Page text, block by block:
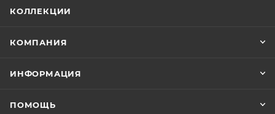
КОЛЛЕКЦИИ
КОМПАНИЯ
ИНФОРМАЦИЯ
ПОМОЩЬ